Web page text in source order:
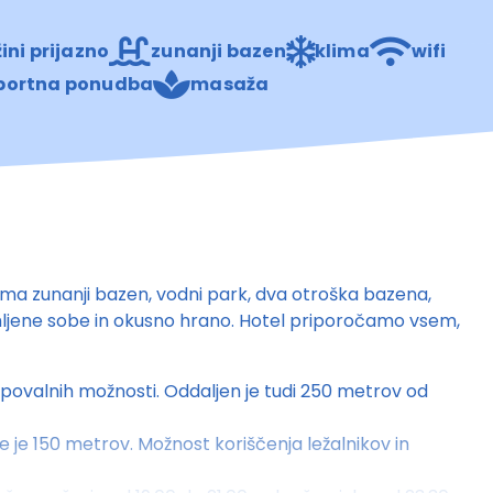
prijazno zunanji bazen klima
wifi
ponudba
masaža
zunanji bazen, vodni park, dva otroška bazena,
sobe in okusno hrano. Hotel priporočamo vsem,
možnosti. Oddaljen je tudi 250 metrov od
150 metrov. Možnost koriščenja ležalnikov in